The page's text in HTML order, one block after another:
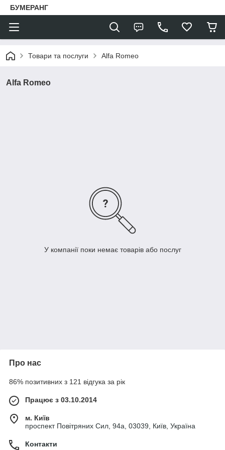
БУМЕРАНГ
Товари та послуги Alfa Romeo
Alfa Romeo
У компанії поки немає товарів або послуг
Про нас
86% позитивних з 121 відгука за рік
Працює з 03.10.2014
м. Київ
проспект Повітряних Сил, 94а, 03039, Київ, Україна
Контакти